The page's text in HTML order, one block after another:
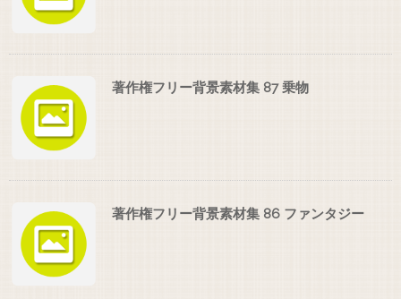
著作権フリー背景素材集 87 乗物
著作権フリー背景素材集 86 ファンタジー